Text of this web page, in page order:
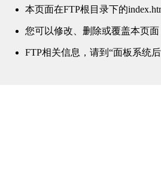
本页面在FTP根目录下的
您可以修改、删除或覆盖本页面
FTP相关信息，请到“面板系统